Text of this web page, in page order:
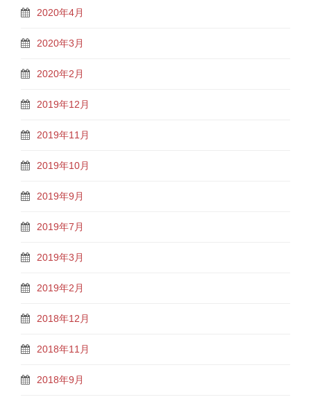
2020年4月
2020年3月
2020年2月
2019年12月
2019年11月
2019年10月
2019年9月
2019年7月
2019年3月
2019年2月
2018年12月
2018年11月
2018年9月